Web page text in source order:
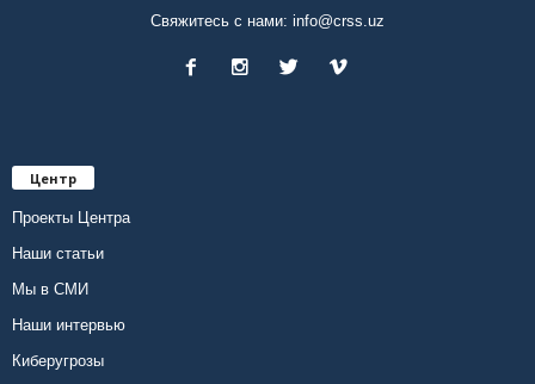
Свяжитесь с нами: info@crss.uz
Центр
Проекты Центра
Наши статьи
Мы в СМИ
Наши интервью
Киберугрозы